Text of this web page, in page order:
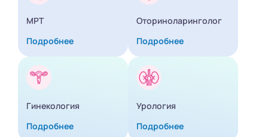
МРТ
Подробнее
Оториноларинголог
Подробнее
Гинекология
Подробнее
Урология
Подробнее